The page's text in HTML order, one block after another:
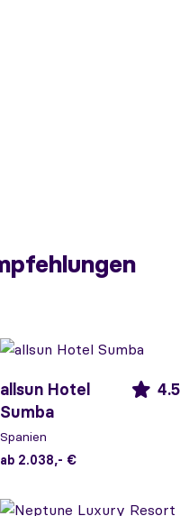
allsun Hotel
Sumba
4.5
Spanien
ab 2.038,- €